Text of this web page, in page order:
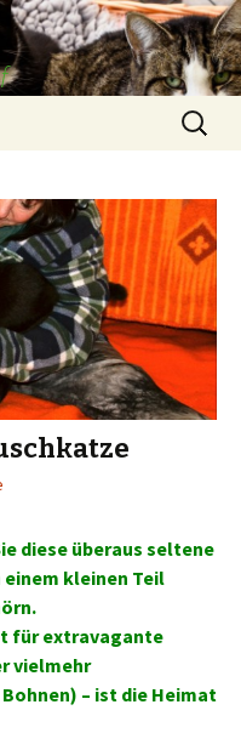
Suchen
nach:
diese überaus seltene
einem kleinen Teil
für extravagante
vielmehr
– ist die Heimat